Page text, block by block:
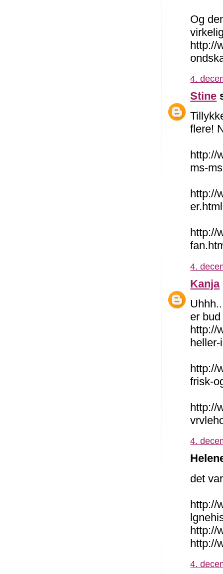
Og
http://
4.
Stine
flere!
http://
ms-
http://
er.html
http://
4.
Kanja
er
http://
http://
frisk-
http://
4.
det
http://
http://
http://
4.